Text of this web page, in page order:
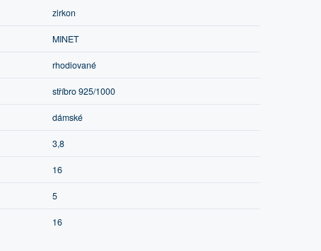
zirkon
MINET
rhodiované
stříbro 925/1000
dámské
3,8
16
5
16